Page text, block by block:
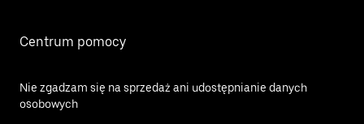
Centrum pomocy
Nie zgadzam się na sprzedaż ani udostępnianie danych
osobowych